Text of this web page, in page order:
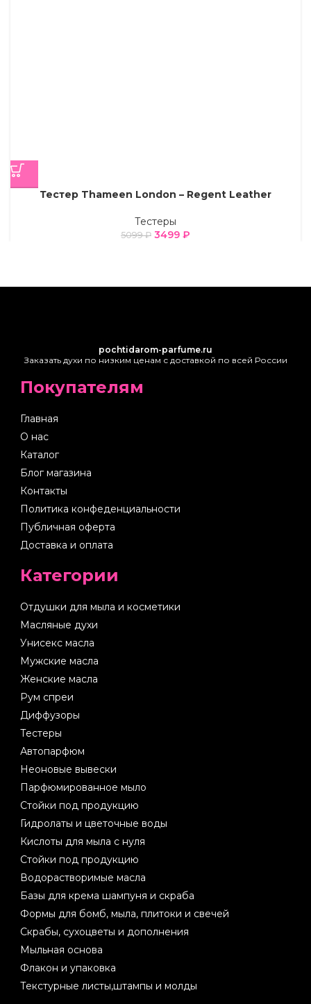
Тестер Thameen London – Regent Leather
Тестеры
5099₽ 3499 ₽
pochtidarom-parfume.ru
Заказать духи по низким ценам с доставкой по всей России
Покупателям
Главная
О нас
Каталог
Блог магазина
Контакты
Политика конфеденциальности
Публичная оферта
Доставка и оплата
Категории
Отдушки для мыла и косметики
Масляные духи
Унисекс масла
Мужские масла
Женские масла
Рум спреи
Диффузоры
Тестеры
Автопарфюм
Неоновые вывески
Парфюмированное мыло
Стойки под продукцию
Гидролаты и цветочные воды
Кислоты для мыла с нуля
Стойки под продукцию
Водорастворимые масла
Базы для крема шампуня и скраба
Формы для бомб, мыла, плитоки и свечей
Скрабы, сухоцветы и дополнения
Мыльная основа
Флакон и упаковка
Текстурные листы,штампы и молды